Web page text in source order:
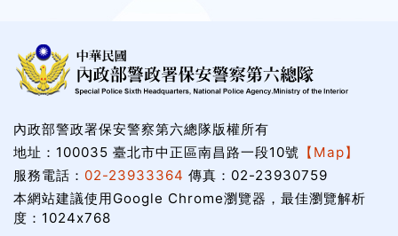
內政部警政署保安警察第六總隊版權所有
地址：100035 臺北市中正區南昌路一段10號 【Map】
服務電話： 02-23933364 傳真：02-23930759
本網站建議使用Google Chrome瀏覽器，最佳瀏覽解析
度：1024x768